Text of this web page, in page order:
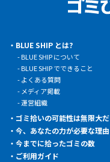
BLUE SHIP とは?
BLUE SHIP について
BLUE SHIP でできること
よくある質問
メディア掲載
運営組織
ゴミ拾いの可能性は無限大だ
今、あなたの力が必要な理由
今までに拾ったゴミの数
ご利用ガイド